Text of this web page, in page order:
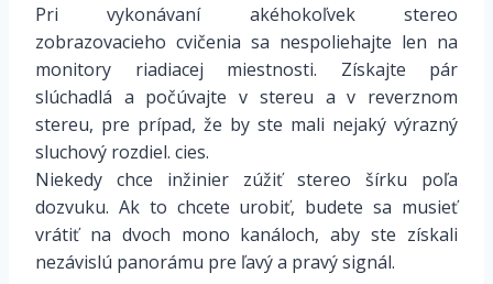
Pri vykonávaní akéhokoľvek stereo
zobrazovacieho cvičenia sa nespoliehajte len na
monitory riadiacej miestnosti. Získajte pár
slúchadlá a počúvajte v stereu a v reverznom
stereu, pre prípad, že by ste mali nejaký výrazný
sluchový rozdiel. cies.
Niekedy chce inžinier zúžiť stereo šírku poľa
dozvuku. Ak to chcete urobiť, budete sa musieť
vrátiť na dvoch mono kanáloch, aby ste získali
nezávislú panorámu pre ľavý a pravý signál.